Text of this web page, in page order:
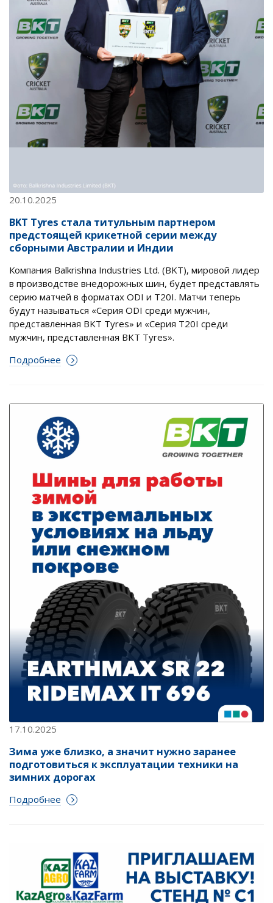
20.10.2025
BKT Tyres стала титульным партнером
предстоящей крикетной серии между
сборными Австралии и Индии
Компания Balkrishna Industries Ltd. (BKT), мировой лидер
в производстве внедорожных шин, будет представлять
серию матчей в форматах ODI и T20I. Матчи теперь
будут называться «Серия ODI среди мужчин,
представленная BKT Tyres» и «Серия T20I среди
мужчин, представленная BKT Tyres».
Подробнее
17.10.2025
Зима уже близко, а значит нужно заранее
подготовиться к эксплуатации техники на
зимних дорогах
Подробнее